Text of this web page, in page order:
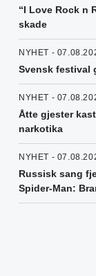
“I Love Rock n
skade
NYHET -
Svensk festival
NYHET -
Åtte gjester
narkotika
NYHET -
Russisk sang
Spider-Man: